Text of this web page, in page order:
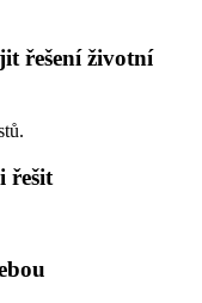
řešení životní
řešit